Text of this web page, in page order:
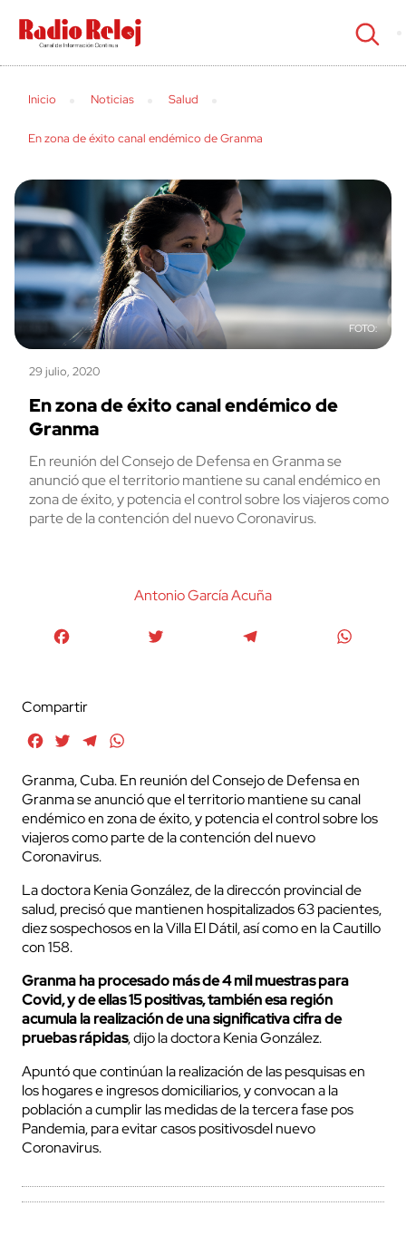
cerrar
Inicio Noticias Salud
En zona de éxito canal endémico de Granma
29 julio, 2020
En zona de éxito canal endémico de
Granma
En reunión del Consejo de Defensa en Granma se
anunció que el territorio mantiene su canal endémico en
zona de éxito, y potencia el control sobre los viajeros como
parte de la contención del nuevo Coronavirus.
Antonio García Acuña
Compartir
FacebookTwitterTelegram
Granma, Cuba. En reunión del Consejo de Defensa en
Granma se anunció que el territorio mantiene su canal
endémico en zona de éxito, y potencia el control sobre los
viajeros como parte de la contención del nuevo
Coronavirus.
La doctora Kenia González, de la direccón provincial de
salud, precisó que mantienen hospitalizados 63 pacientes,
diez sospechosos en la Villa El Dátil, así como en la Cautillo
con 158.
Granma ha procesado más de 4 mil muestras para
Covid, y de ellas 15 positivas, también esa región
acumula la realización de una significativa cifra de
pruebas rápidas, dijo la doctora Kenia González.
Apuntó que continúan la realización de las pesquisas en
los hogares e ingresos domiciliarios, y convocan a la
población a cumplir las medidas de la tercera fase pos
Pandemia, para evitar casos positivosdel nuevo
Coronavirus.